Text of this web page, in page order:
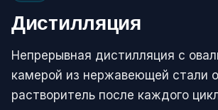
Дистилляция
Непрерывная дистилляция с
камерой из нержавеющей стали
растворитель после каждого